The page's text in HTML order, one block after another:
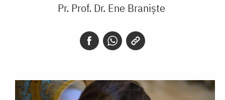
Pr. Prof. Dr. Ene Braniște